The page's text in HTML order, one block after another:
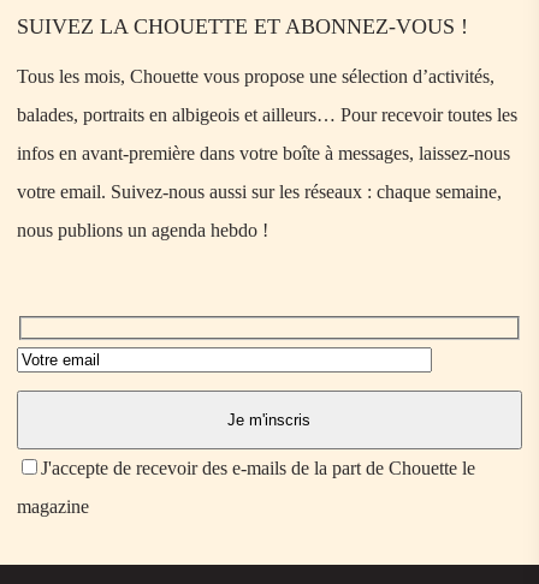
SUIVEZ LA CHOUETTE ET ABONNEZ-VOUS !
Tous les mois, Chouette vous propose une sélection d’activités,
balades, portraits en albigeois et ailleurs… Pour recevoir toutes les
infos en avant-première dans votre boîte à messages, laissez-nous
votre email. Suivez-nous aussi sur les réseaux : chaque semaine,
nous publions un agenda hebdo !
J'accepte de recevoir des e-mails de la part de Chouette le
magazine